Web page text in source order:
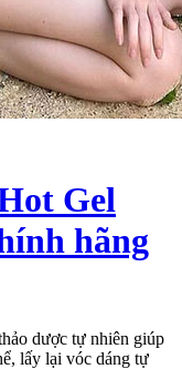
Gel
hãng
dược tự nhiên giúp
lấy lại vóc dáng tự